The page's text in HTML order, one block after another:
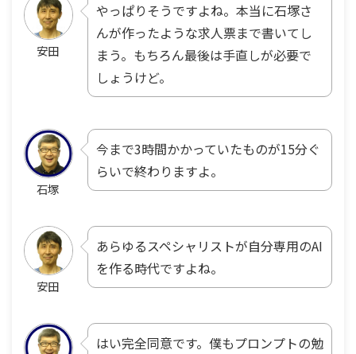
安田
やっぱりそうですよね。本当に石塚さ
んが作ったような求人票まで書いてし
まう。もちろん最後は手直しが必要で
しょうけど。
石塚
今まで3時間かかっていたものが15分ぐ
らいで終わりますよ。
安田
あらゆるスペシャリストが自分専用のAI
を作る時代ですよね。
はい完全同意です。僕もプロンプトの勉